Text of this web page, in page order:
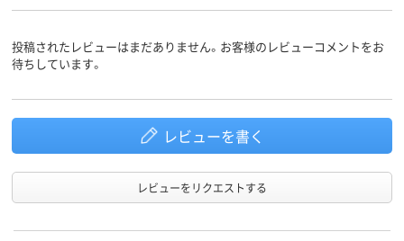
投稿されたレビューはまだありません。お客様のレビューコメントをお
待ちしています。
レビューを書く
レビューをリクエストする